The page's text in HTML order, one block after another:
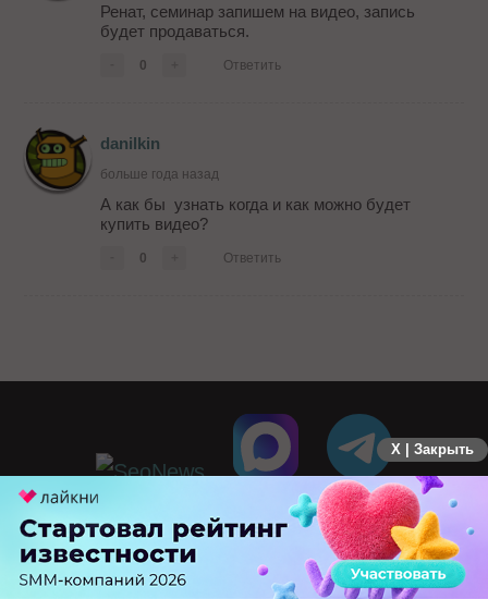
Ренат, семинар запишем на видео, запись
будет продаваться.
0 Ответить
danilkin
больше года назад
А как бы узнать когда и как можно будет
купить видео?
0 Ответить
X | Закрыть
ПЕРЕЙТИ НА ПОЛНУЮ ВЕРСИЮ
© SEOnews.ru Все права защищены. 2026